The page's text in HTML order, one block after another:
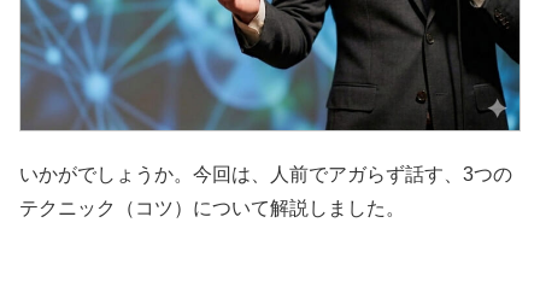
いかがでしょうか。今回は、人前でアガらず話す、3つの
テクニック（コツ）について解説しました。